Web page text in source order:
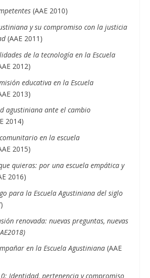
(AAE 2010)
y su compromiso con la justicia
(AAE 2011)
de la tecnología en la Escuela
2012)
educativa en la Escuela
2013)
agustiniana ante el cambio
2014)
en la escuela
2015)
quieras: por una escuela empática y
2016)
para la Escuela Agustiniana del siglo
renovada: nuevas preguntas, nuevas
en la Escuela Agustiniana(AAE
Identidad, pertenencia y compromiso